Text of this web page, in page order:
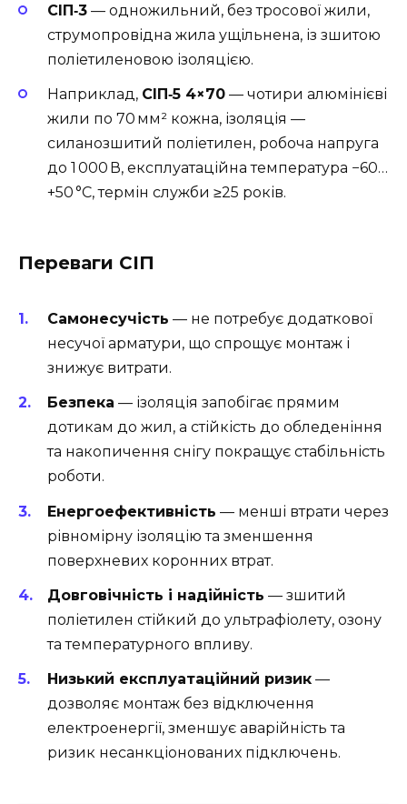
СІП‑3 — одножильний, без тросової жили,
струмопровідна жила ущільнена, із зшитою
поліетиленовою ізоляцією.
Наприклад, СІП‑5 4×70 — чотири алюмінієві
жили по 70 мм² кожна, ізоляція —
силанозшитий поліетилен, робоча напруга
до 1 000 В, експлуатаційна температура −60…
+50 °C, термін служби ≥25 років.
Переваги СІП
Самонесучість — не потребує додаткової
несучої арматури, що спрощує монтаж і
знижує витрати.
Безпека — ізоляція запобігає прямим
дотикам до жил, а стійкість до обледеніння
та накопичення снігу покращує стабільність
роботи.
Енергоефективність — менші втрати через
рівномірну ізоляцію та зменшення
поверхневих коронних втрат.
Довговічність і надійність — зшитий
поліетилен стійкий до ультрафіолету, озону
та температурного впливу.
Низький експлуатаційний ризик —
дозволяє монтаж без відключення
електроенергії, зменшує аварійність та
ризик несанкціонованих підключень.